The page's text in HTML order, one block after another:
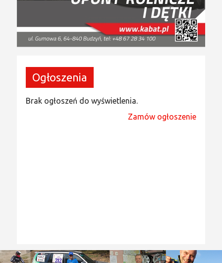
Ogłoszenia
Brak ogłoszeń do wyświetlenia.
Zamów ogłoszenie